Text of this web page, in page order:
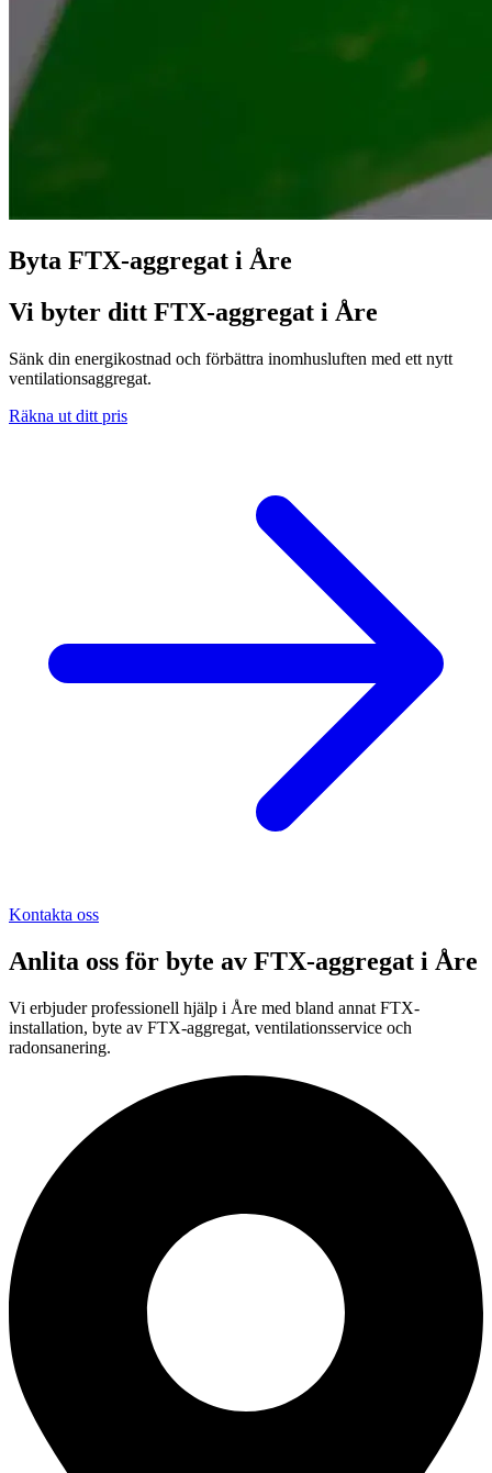
Byta FTX-aggregat i Åre
Vi byter ditt FTX-aggregat i Åre
Sänk din energikostnad och förbättra inomhusluften med ett nytt
ventilationsaggregat.
Räkna ut ditt pris
Kontakta oss
Anlita oss för byte av FTX-aggregat i Åre
Vi erbjuder professionell hjälp i Åre med bland annat FTX-
installation, byte av FTX-aggregat, ventilationsservice och
radonsanering.